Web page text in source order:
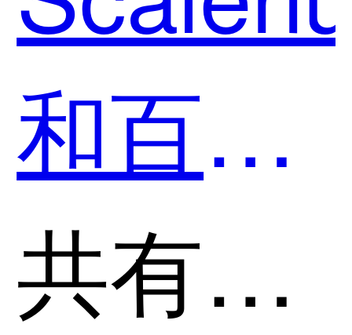
个好
用？
和百度
营销哪
共有分类：SEO搜索引擎优化